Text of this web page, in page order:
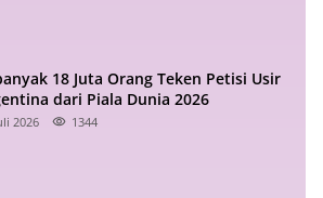
18 Juta Orang Teken Petisi Usir
dari Piala Dunia 2026
2026 1344